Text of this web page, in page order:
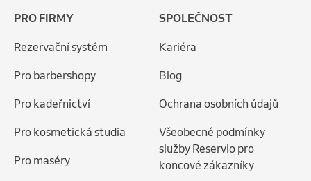
PRO FIRMY
Rezervační systém
Pro barbershopy
Pro kadeřnictví
Pro kosmetická studia
Pro maséry
SPOLEČNOST
Kariéra
Blog
Ochrana osobních údajů
Všeobecné podmínky
služby Reservio pro
koncové zákazníky